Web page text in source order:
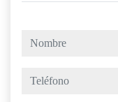
nombre
teléfono